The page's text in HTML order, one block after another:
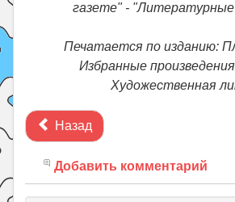
газете" - "Литературные
Печатается по изданию:
Избранные
Художественная
Назад
Добавить комментарий